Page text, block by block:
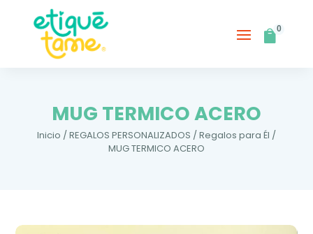
0
MUG TERMICO ACERO
Inicio /REGALOS PERSONALIZADOS /Regalos para Él /
MUG TERMICO ACERO